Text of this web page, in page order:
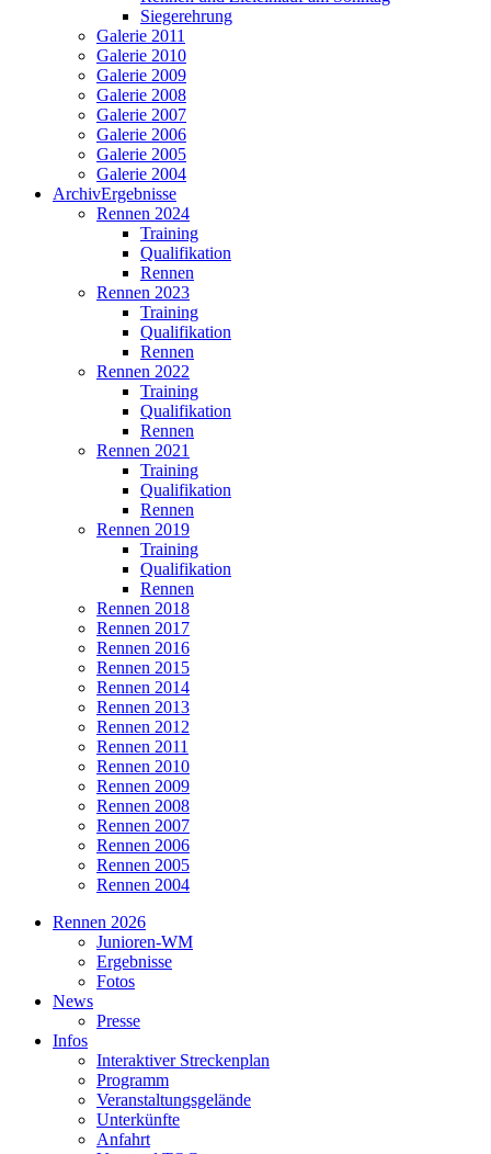
Siegerehrung
Galerie 2011
Galerie 2010
Galerie 2009
Galerie 2008
Galerie 2007
Galerie 2006
Galerie 2005
Galerie 2004
ArchivErgebnisse
Rennen 2024
Training
Qualifikation
Rennen
Rennen 2023
Training
Qualifikation
Rennen
Rennen 2022
Training
Qualifikation
Rennen
Rennen 2021
Training
Qualifikation
Rennen
Rennen 2019
Training
Qualifikation
Rennen
Rennen 2018
Rennen 2017
Rennen 2016
Rennen 2015
Rennen 2014
Rennen 2013
Rennen 2012
Rennen 2011
Rennen 2010
Rennen 2009
Rennen 2008
Rennen 2007
Rennen 2006
Rennen 2005
Rennen 2004
Rennen 2026
Junioren-WM
Ergebnisse
Fotos
News
Presse
Infos
Interaktiver Streckenplan
Programm
Veranstaltungsgelände
Unterkünfte
Anfahrt